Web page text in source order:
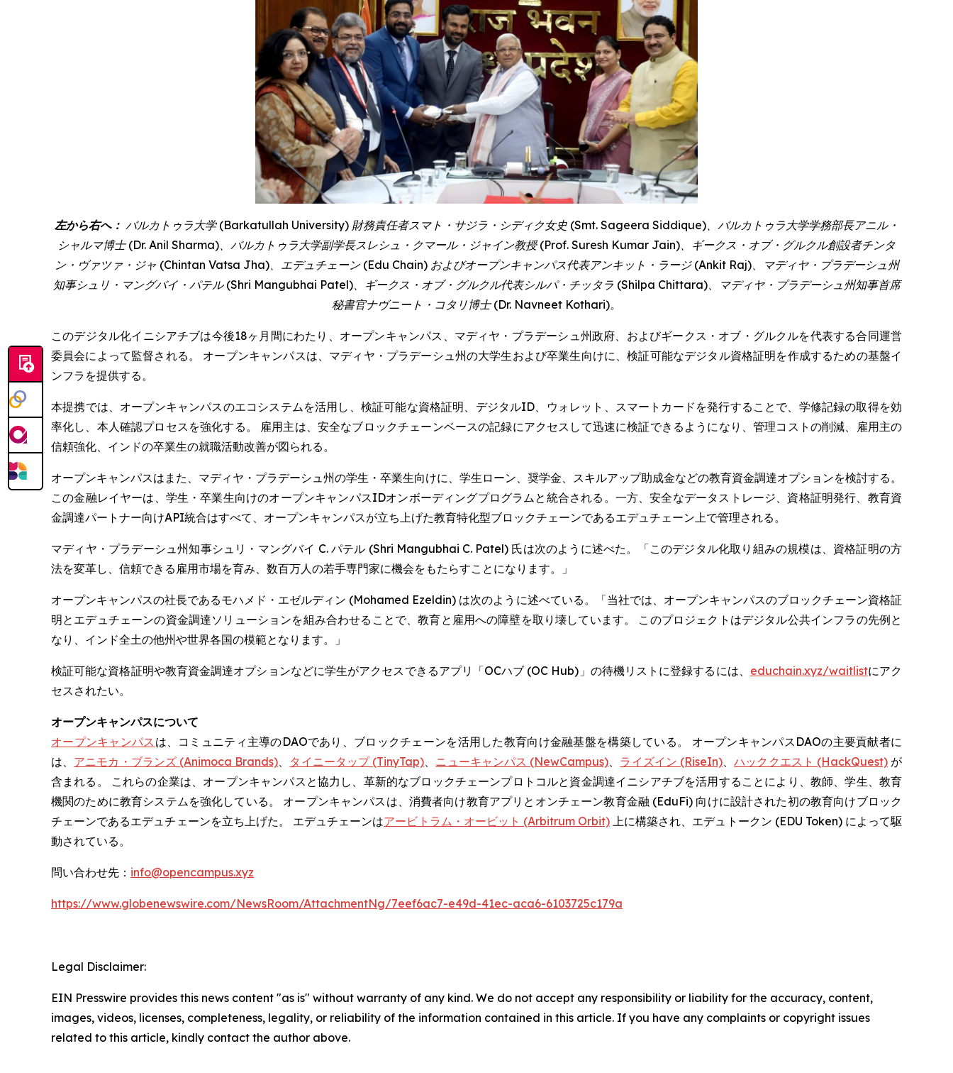
左から右へ： バルカトゥラ大学 (Barkatullah University) 財務責任者スマト・サジラ・シディク女史 (Smt. Sageera Siddique)、バルカトゥラ大学学務部長アニル・
シャルマ博士 (Dr. Anil Sharma)、バルカトゥラ大学副学長スレシュ・クマール・ジャイン教授 (Prof. Suresh Kumar Jain)、ギークス・オブ・グルクル創設者チンタ
ン・ヴァツァ・ジャ (Chintan Vatsa Jha)、エデュチェーン (Edu Chain) およびオープンキャンパス代表アンキット・ラージ (Ankit Raj)、マディヤ・プラデーシュ州
知事シュリ・マングバイ・パテル (Shri Mangubhai Patel)、ギークス・オブ・グルクル代表シルパ・チッタラ (Shilpa Chittara)、マディヤ・プラデーシュ州知事首席
秘書官ナヴニート・コタリ博士 (Dr. Navneet Kothari)。
このデジタル化イニシアチブは今後18ヶ月間にわたり、オープンキャンパス、マディヤ・プラデーシュ州政府、およびギークス・オブ・グルクルを代表する合同運営
委員会によって監督される。 オープンキャンパスは、マディヤ・プラデーシュ州の大学生および卒業生向けに、検証可能なデジタル資格証明を作成するための基盤イ
ンフラを提供する。
本提携では、オープンキャンパスのエコシステムを活用し、検証可能な資格証明、デジタルID、ウォレット、スマートカードを発行することで、学修記録の取得を効
率化し、本人確認プロセスを強化する。 雇用主は、安全なブロックチェーンベースの記録にアクセスして迅速に検証できるようになり、管理コストの削減、雇用主の
信頼強化、インドの卒業生の就職活動改善が図られる。
オープンキャンパスはまた、マディヤ・プラデーシュ州の学生・卒業生向けに、学生ローン、奨学金、スキルアップ助成金などの教育資金調達オプションを検討する。
この金融レイヤーは、学生・卒業生向けのオープンキャンパスIDオンボーディングプログラムと統合される。一方、安全なデータストレージ、資格証明発行、教育資
金調達パートナー向けAPI統合はすべて、オープンキャンパスが立ち上げた教育特化型ブロックチェーンであるエデュチェーン上で管理される。
マディヤ・プラデーシュ州知事シュリ・マングバイ C. パテル (Shri Mangubhai C. Patel) 氏は次のように述べた。「このデジタル化取り組みの規模は、資格証明の方
法を変革し、信頼できる雇用市場を育み、数百万人の若手専門家に機会をもたらすことになります。」
オープンキャンパスの社長であるモハメド・エゼルディン (Mohamed Ezeldin) は次のように述べている。「当社では、オープンキャンパスのブロックチェーン資格証
明とエデュチェーンの資金調達ソリューションを組み合わせることで、教育と雇用への障壁を取り壊しています。 このプロジェクトはデジタル公共インフラの先例と
なり、インド全土の他州や世界各国の模範となります。」
検証可能な資格証明や教育資金調達オプションなどに学生がアクセスできるアプリ「OCハブ (OC Hub)」の待機リストに登録するには、 educhain.xyz/waitlistにアク
セスされたい。
オープンキャンパスについて
オープンキャンパス は、コミュニティ主導のDAOであり、ブロックチェーンを活用した教育向け金融基盤を構築している。 オープンキャンパスDAOの主要貢献者に
は、 アニモカ・ブランズ (Animoca Brands)、 タイニータップ (TinyTap)、 ニューキャンパス (NewCampus)、 ライズイン (RiseIn)、ハッククエスト (HackQuest) が
含まれる。 これらの企業は、オープンキャンパスと協力し、革新的なブロックチェーンプロトコルと資金調達イニシアチブを活用することにより、教師、学生、教育
機関のために教育システムを強化している。 オープンキャンパスは、消費者向け教育アプリとオンチェーン教育金融 (EduFi) 向けに設計された初の教育向けブロック
チェーンであるエデュチェーンを立ち上げた。 エデュチェーンはアービトラム・オービット (Arbitrum Orbit) 上に構築され、エデュトークン (EDU Token) によって駆
動されている。
問い合わせ先： info@opencampus.xyz
https://www.globenewswire.com/NewsRoom/AttachmentNg/7eef6ac7-e49d-41ec-aca6-6103725c179a
Legal Disclaimer:
EIN Presswire provides this news content "as is" without warranty of any kind. We do not accept any responsibility or liability for the accuracy, content,
images, videos, licenses, completeness, legality, or reliability of the information contained in this article. If you have any complaints or copyright issues
related to this article, kindly contact the author above.